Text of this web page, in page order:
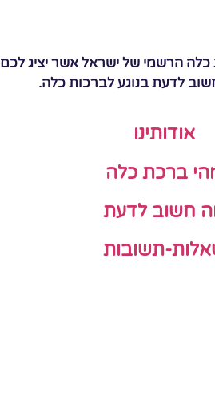
כלה הרשמי של ישראל אשר יציג לכם
לדעת בנוגע לברכות כלה.
אודותינו
ברכת כלה
חשוב לדעת
תשובות